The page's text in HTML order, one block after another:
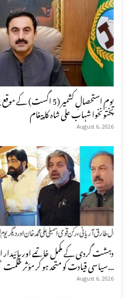
یومِ استحصالِ کشمیر (5
پختونخوا شہاب علی شاہ کا پیغام
August 6, 2026
دہشت گردی کے مکمل خاتمے اور
سیاسی قیادت کو متحد ہو کر مؤثر حکمت عملی اپنانا ہوگی، طارق...
August 6, 2026